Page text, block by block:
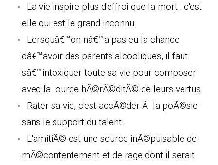
La vie inspire plus d'effroi que la mort : c'est
elle qui est le grand inconnu.
Lorsquâ€™on nâ€™a pas eu la chance
dâ€™avoir des parents alcooliques, il faut
sâ€™intoxiquer toute sa vie pour composer
avec la lourde hÃ©rÃ©ditÃ© de leurs vertus.
Rater sa vie, c'est accÃ©der Ã la poÃ©sie -
sans le support du talent.
L'amitiÃ© est une source inÃ©puisable de
mÃ©contentement et de rage dont il serait